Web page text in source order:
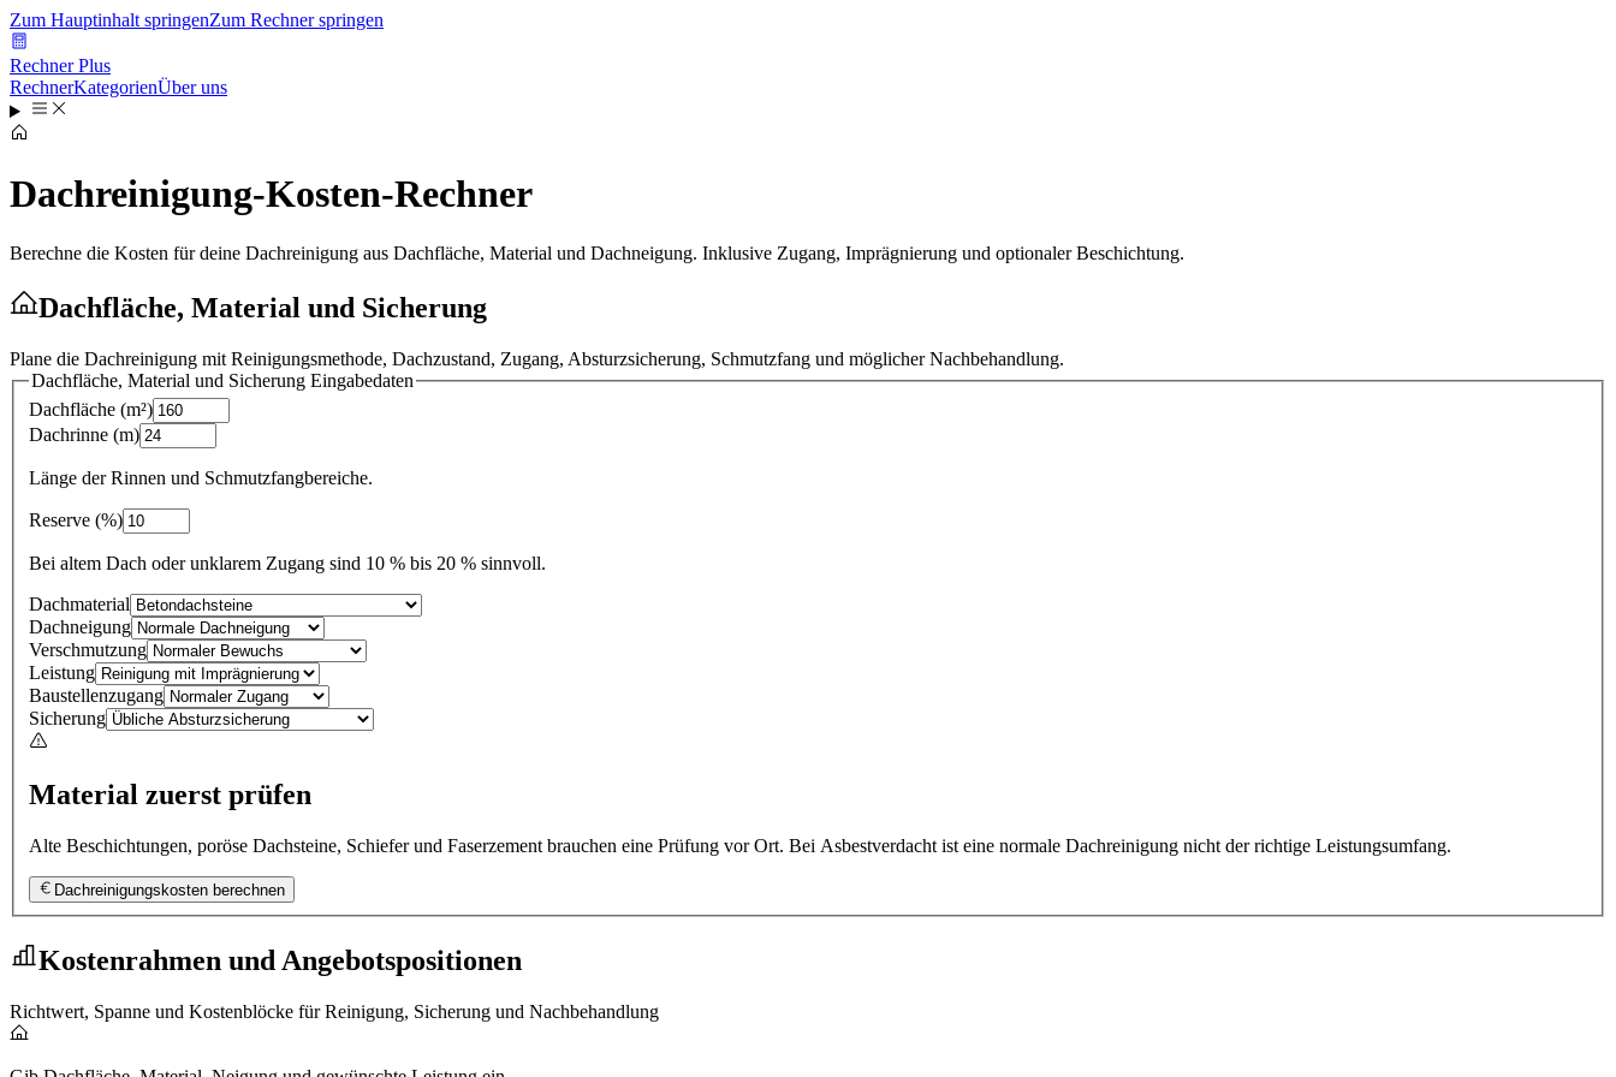
Zum Hauptinhalt springenZum Rechner springen
Rechner Plus
RechnerKategorienÜber uns
Dachreinigung-Kosten-Rechner
Berechne die Kosten für deine Dachreinigung aus Dachfläche, Material und Dachneigung. Inklusive Zugang, Imprägnierung und optionaler Beschichtung.
Dachfläche, Material und Sicherung
Plane die Dachreinigung mit Reinigungsmethode, Dachzustand, Zugang, Absturzsicherung, Schmutzfang und möglicher Nachbehandlung.
Dachfläche, Material und Sicherung Eingabedaten
Dachfläche (m²)
Dachrinne (m)
Länge der Rinnen und Schmutzfangbereiche.
Reserve (%)
Bei altem Dach oder unklarem Zugang sind 10 % bis 20 % sinnvoll.
Dachmaterial
Dachneigung
Verschmutzung
Leistung
Baustellenzugang
Sicherung
Material zuerst prüfen
Alte Beschichtungen, poröse Dachsteine, Schiefer und Faserzement brauchen eine Prüfung vor Ort. Bei Asbestverdacht ist eine normale Dachreinigung nicht der richtige Leistungsumfang.
Dachreinigungskosten berechnen
Kostenrahmen und Angebotspositionen
Richtwert, Spanne und Kostenblöcke für Reinigung, Sicherung und Nachbehandlung